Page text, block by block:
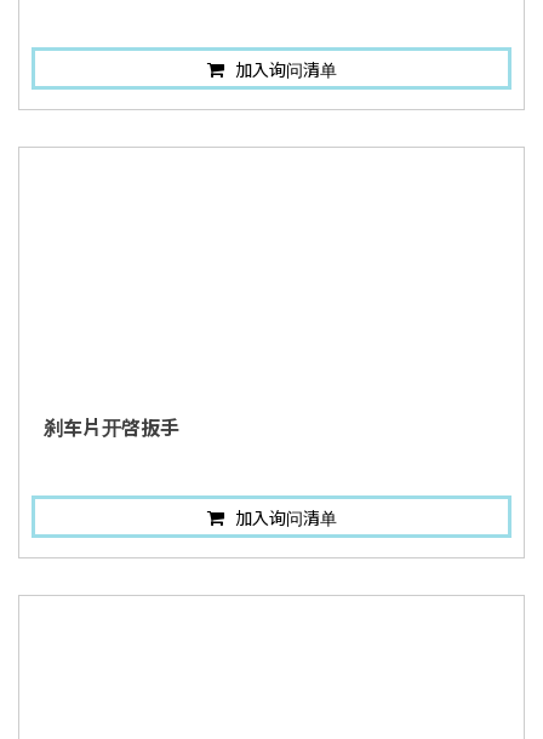
加入询问清单
刹车片开啓扳手
加入询问清单